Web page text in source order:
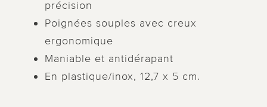
précision
Poignées souples avec creux
ergonomique
Maniable et antidérapant
En plastique/inox, 12,7 x 5 cm.